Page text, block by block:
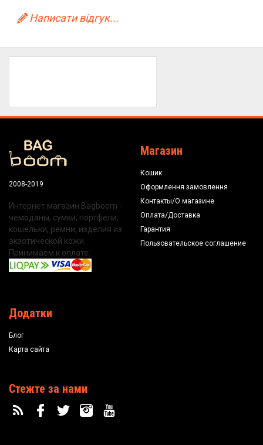
Написати відгук...
2008-2019
Интернет магазин Bagboom -
чемоданы, сумки, портфели,
кошельки, ремни, изделия из
экзотической кожи.
Принимаем к оплате:
Магазин
Кошик
Оформлення замовлення
Контакты/О магазине
Оплата/Доставка
Гарантия
Пользовательское соглашение
Додатки
Блог
Карта сайта
Стежте за нами